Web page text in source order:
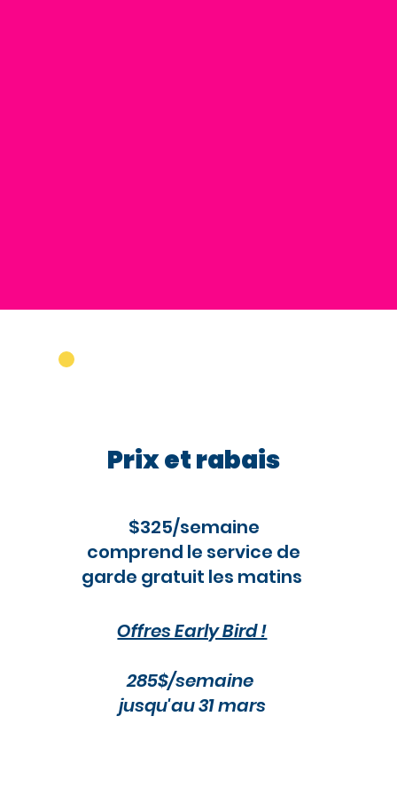
Prix et rabais
$325/semaine
comprend le service de
garde gratuit les matins
Offres Early Bird !
285$/semaine
jusqu'au 31 mars